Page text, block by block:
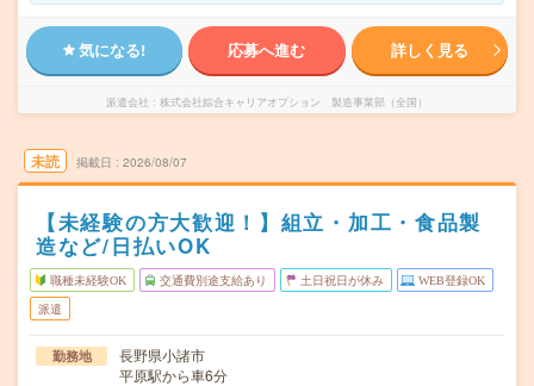
気になる! 応募へ進む 詳しく見る
派遣会社 株式会社綜合キャリアオプション 製造事業部（全国）
未読 掲載日 2026/08/07
【未経験の方大歓迎！】組立・加工・食品製
造など/日払いOK
職種未経験OK 交通費別途支給あり 土日祝日が休み WEB登録OK
派遣
勤務地
長野県小諸市
平原駅から車6分